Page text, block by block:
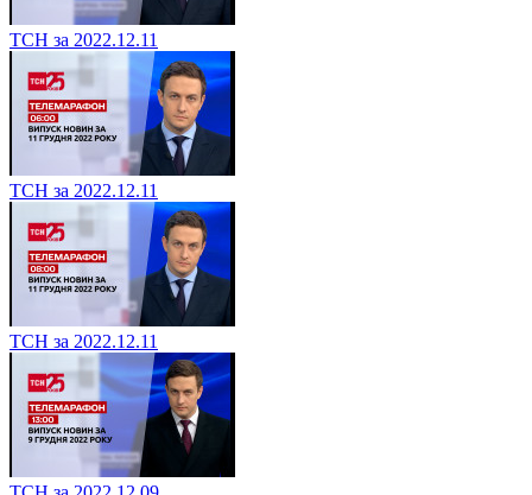
ТСН за 2022.12.11
ТСН за 2022.12.11
ТСН за 2022.12.11